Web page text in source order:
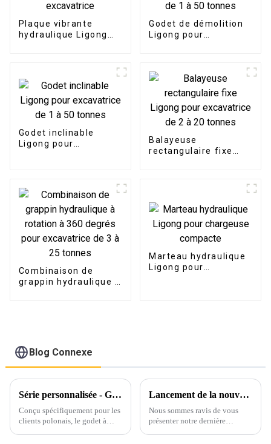
Plaque vibrante
hydraulique Ligong
Godet de démolition
Ligong pour
Godet inclinable
Ligong pour
Balayeuse
rectangulaire fixe
Combinaison de
grappin hydraulique à
Marteau hydraulique
Ligong pour
Blog Connexe
Série personnalisée - Godet à roche 30T avec pouce hydraulique
Conçu spécifiquement pour les
clients polonais, le godet à
Lancement de la nouvelle poutre de nivellement pour excavatrice LG !
Nous sommes ravis de vous
présenter notre dernière